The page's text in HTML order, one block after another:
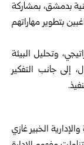
بدمشق، بمشاركة
بتطوير مهاراتهم
وتحليل البيئة
إلى جانب التفكير
الخبير غازي